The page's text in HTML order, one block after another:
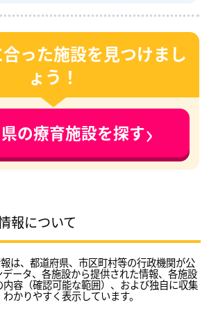
った施設を見つけまし
ょう！
の療育施設を探す›
報について
は、都道府県、市区町村等の行政機関が公
ータ、各施設から提供された情報、各施設
容（確認可能な範囲）、および独自に収集
かりやすく表示しています。